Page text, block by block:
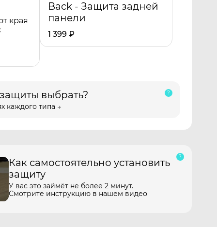
края
Back - Защита задней
панели
1 399 ₽
выбрать?
каждого типа →
Как самостоятельно установить
защиту
У вас это займёт не более 2 минут.
Смотрите инструкцию в нашем видео